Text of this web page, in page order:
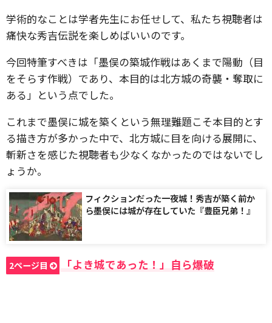
学術的なことは学者先生にお任せして、私たち視聴者は
痛快な秀吉伝説を楽しめばいいのです。
今回特筆すべきは「墨俣の築城作戦はあくまで陽動（目
をそらす作戦）であり、本目的は北方城の奇襲・奪取に
ある」という点でした。
これまで墨俣に城を築くという無理難題こそ本目的とす
る描き方が多かった中で、北方城に目を向ける展開に、
斬新さを感じた視聴者も少なくなかったのではないでし
ょうか。
フィクションだった一夜城！秀吉が築く前か
ら墨俣には城が存在していた『豊臣兄弟！』
2ページ目 「よき城であった！」自ら爆破